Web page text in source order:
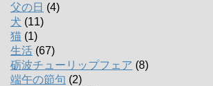
父の日 (4)
犬 (11)
猫 (1)
生活 (67)
砺波チューリップフェア (8)
端午の節句 (2)